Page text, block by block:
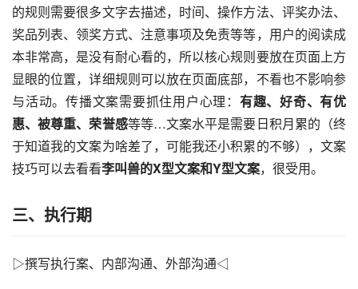
的规则需要很多文字去描述，时间、操作方法、评奖办法、
奖品列表、领奖方式、注意事项及免责等等，用户的阅读成
本非常高，是没有耐心看的，所以核心规则要放在页面上方
显眼的位置，详细规则可以放在页面底部，不看也不影响参
与活动。传播文案需要抓住用户心理： 有趣、好奇、有优
惠、被尊重、荣誉感等等…文案水平是需要日积月累的（终
于知道我的文案为啥差了，可能我还小积累的不够），文案
技巧可以去看看李叫兽的X型文案和Y型文案，很受用。
三、执行期
▷撰写执行案、内部沟通、外部沟通◁